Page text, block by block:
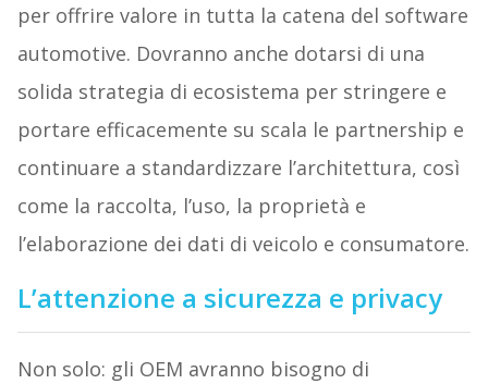
per offrire valore in tutta la catena del software
automotive. Dovranno anche dotarsi di una
solida strategia di ecosistema per stringere e
portare efficacemente su scala le partnership e
continuare a standardizzare l’architettura, così
come la raccolta, l’uso, la proprietà e
l’elaborazione dei dati di veicolo e consumatore.
L’attenzione a sicurezza e privacy
Non solo: gli OEM avranno bisogno di